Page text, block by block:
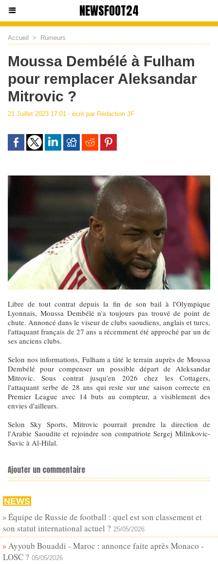
NEWSFOOT24
Accueil > Rumeurs
Moussa Dembélé à Fulham
pour remplacer Aleksandar
Mitrovic ?
21 Juillet 2023 17:01 - écrit par Rédaction JF
Libre de tout contrat depuis la fin de son bail à l'Olympique
Lyonnais, Moussa Dembélé n'a toujours pas trouvé de point de
chute. Annoncé dans le viseur de clubs saoudiens, anglais et turcs,
l'attaquant français de 27 ans a récemment été approché par un de
ses anciens clubs.
Selon nos informations, Fulham a tâté le terrain auprès de Moussa
Dembélé pour compenser un possible départ de Aleksandar
Mitrovic. Sous contrat jusqu'en 2026 chez les Cottagers,
l'attaquant serbe de 28 ans qui reste sur une saison correcte en
Premier League avec 14 buts au compteur, a visiblement des
envies d'ailleurs.
Selon Sky Sports, Mitrovic pourrait prendre la direction de
l'Arabie Saoudite et rejoindre son compatriote Sergej Milinkovic-
Savic à Al-Hilal.
Ajouter un commentaire
NEWS
Équipe de Russie de football : quel est son classement et
son statut international actuel ? 25/05/2026
Ayyoub Bouaddi - Maroc : annonce faite après Monaco -
LOSC ? 05/05/2026